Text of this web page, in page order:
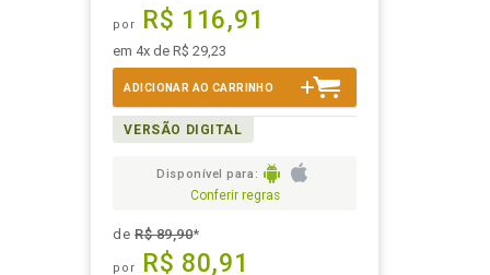
por R$ 116,91
em 4x de R$ 29,23
ADICIONAR AO CARRINHO
VERSÃO DIGITAL
Disponível para:
Conferir regras
deR$ 89,90*
por R$ 80,91